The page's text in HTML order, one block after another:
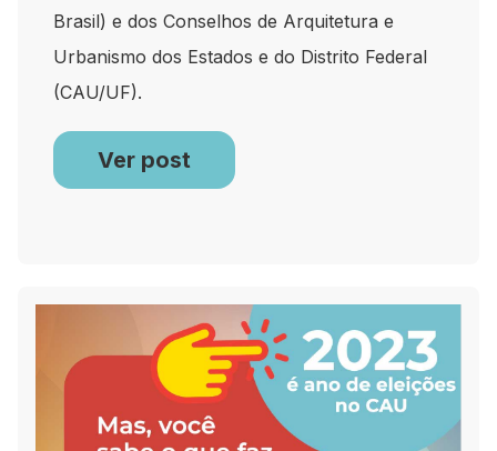
Brasil) e dos Conselhos de Arquitetura e
Urbanismo dos Estados e do Distrito Federal
(CAU/UF).
Ver post